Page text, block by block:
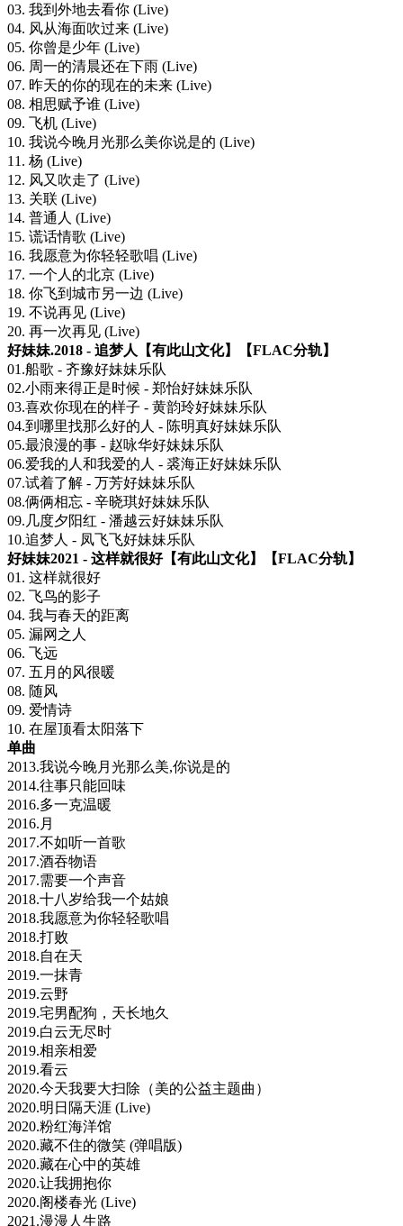
03. 我到外地去看你 (Live)
04. 风从海面吹过来 (Live)
05. 你曾是少年 (Live)
06. 周一的清晨还在下雨 (Live)
07. 昨天的你的现在的未来 (Live)
08. 相思赋予谁 (Live)
09. 飞机 (Live)
10. 我说今晚月光那么美你说是的 (Live)
11. 杨 (Live)
12. 风又吹走了 (Live)
13. 关联 (Live)
14. 普通人 (Live)
15. 谎话情歌 (Live)
16. 我愿意为你轻轻歌唱 (Live)
17. 一个人的北京 (Live)
18. 你飞到城市另一边 (Live)
19. 不说再见 (Live)
20. 再一次再见 (Live)
好妹妹.2018 - 追梦人【有此山文化】【FLAC分轨】
01.船歌 - 齐豫好妹妹乐队
02.小雨来得正是时候 - 郑怡好妹妹乐队
03.喜欢你现在的样子 - 黄韵玲好妹妹乐队
04.到哪里找那么好的人 - 陈明真好妹妹乐队
05.最浪漫的事 - 赵咏华好妹妹乐队
06.爱我的人和我爱的人 - 裘海正好妹妹乐队
07.试着了解 - 万芳好妹妹乐队
08.俩俩相忘 - 辛晓琪好妹妹乐队
09.几度夕阳红 - 潘越云好妹妹乐队
10.追梦人 - 凤飞飞好妹妹乐队
好妹妹2021 - 这样就很好【有此山文化】【FLAC分轨】
01. 这样就很好
02. 飞鸟的影子
04. 我与春天的距离
05. 漏网之人
06. 飞远
07. 五月的风很暖
08. 随风
09. 爱情诗
10. 在屋顶看太阳落下
单曲
2013.我说今晚月光那么美,你说是的
2014.往事只能回味
2016.多一克温暖
2016.月
2017.不如听一首歌
2017.酒吞物语
2017.需要一个声音
2018.十八岁给我一个姑娘
2018.我愿意为你轻轻歌唱
2018.打败
2018.自在天
2019.一抹青
2019.云野
2019.宅男配狗，天长地久
2019.白云无尽时
2019.相亲相爱
2019.看云
2020.今天我要大扫除（美的公益主题曲）
2020.明日隔天涯 (Live)
2020.粉红海洋馆
2020.藏不住的微笑 (弹唱版)
2020.藏在心中的英雄
2020.让我拥抱你
2020.阁楼春光 (Live)
2021.漫漫人生路